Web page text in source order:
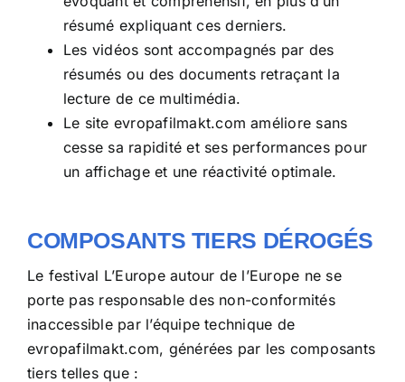
résumé expliquant ces derniers.
Les vidéos sont accompagnés par des
résumés ou des documents retraçant la
lecture de ce multimédia.
Le site evropafilmakt.com améliore sans
cesse sa rapidité et ses performances pour
un affichage et une réactivité optimale.
COMPOSANTS TIERS DÉROGÉS
Le festival L’Europe autour de l’Europe ne se
porte pas responsable des non-conformités
inaccessible par l’équipe technique de
evropafilmakt.com, générées par les composants
tiers telles que :